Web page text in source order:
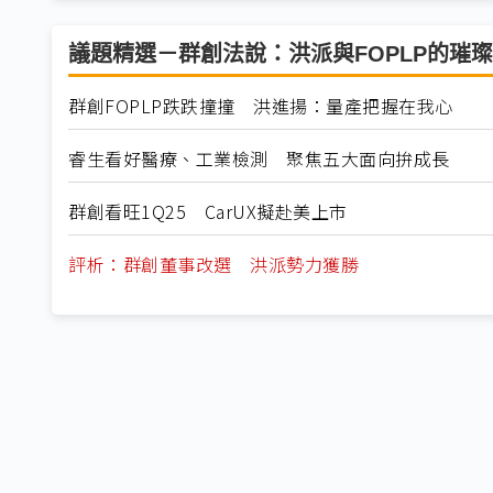
議題精選－群創法說：洪派與FOPLP的璀
群創FOPLP跌跌撞撞 洪進揚：量產把握在我心
睿生看好醫療、工業檢測 聚焦五大面向拚成長
群創看旺1Q25 CarUX擬赴美上市
評析：群創董事改選 洪派勢力獲勝